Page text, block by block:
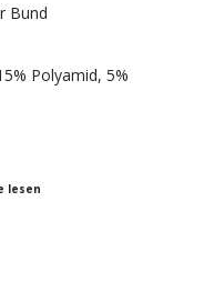
Bund
Polyamid, 5%
lesen